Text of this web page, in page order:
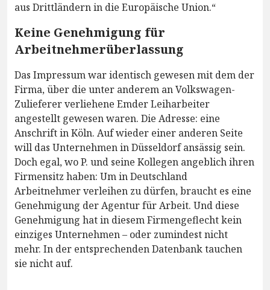
aus Drittländern in die Europäische Union.“
Keine Genehmigung für
Arbeitnehmerüberlassung
Das Impressum war identisch gewesen mit dem der
Firma, über die unter anderem an Volkswagen-
Zulieferer verliehene Emder Leiharbeiter
angestellt gewesen waren. Die Adresse: eine
Anschrift in Köln. Auf wieder einer anderen Seite
will das Unternehmen in Düsseldorf ansässig sein.
Doch egal, wo P. und seine Kollegen angeblich ihren
Firmensitz haben: Um in Deutschland
Arbeitnehmer verleihen zu dürfen, braucht es eine
Genehmigung der Agentur für Arbeit. Und diese
Genehmigung hat in diesem Firmengeflecht kein
einziges Unternehmen – oder zumindest nicht
mehr. In der entsprechenden Datenbank tauchen
sie nicht auf.